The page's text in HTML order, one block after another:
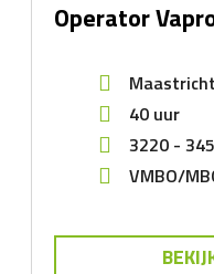
Operator
Maastricht
40 uur
3220 -
VMBO/